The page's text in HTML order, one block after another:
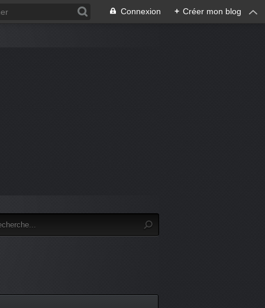
Connexion + Créer mon blog